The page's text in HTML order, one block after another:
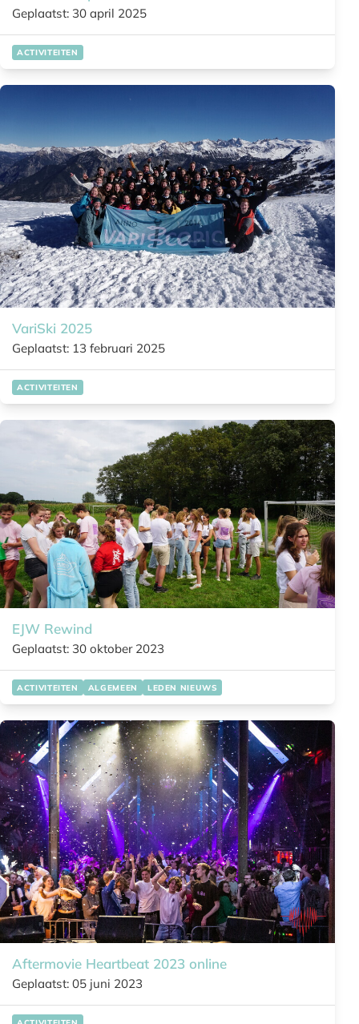
Geplaatst: 30 april 2025
ACTIVITEITEN
VariSki 2025
Geplaatst: 13 februari 2025
ACTIVITEITEN
EJW Rewind
Geplaatst: 30 oktober 2023
ACTIVITEITEN ALGEMEEN LEDEN NIEUWS
Aftermovie Heartbeat 2023 online
Geplaatst: 05 juni 2023